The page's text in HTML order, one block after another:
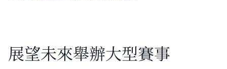
展望未來舉辦大型賽事